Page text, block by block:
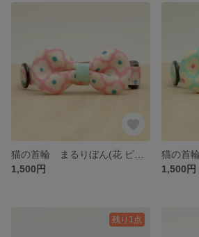
1,500円
1,500円
残り1点